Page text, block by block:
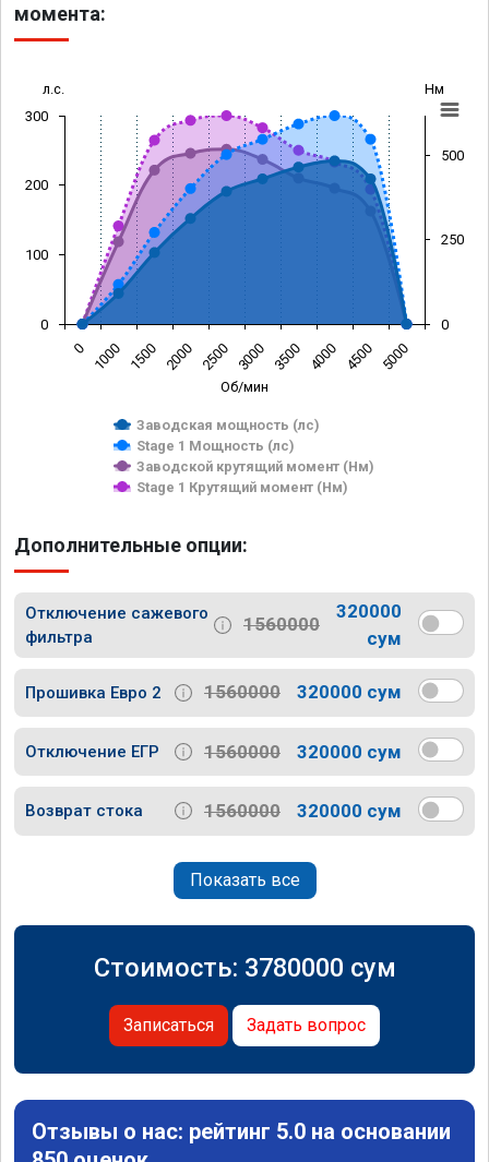
момента:
Об/мин
л.с. Нм
Заводская мощность (лс)
Stage 1 Мощность (лс)
Заводской крутящий момент (Нм)
Stage 1 Крутящий момент (Нм)
0 1000 1500 2000 2500 3000 3500 4000 4500 5000
0
100
200
300
0
250
500
Дополнительные опции:
Отключение сажевого
фильтра
1560000
320000
сум
Прошивка Евро 2 1560000 320000 сум
Отключение ЕГР 1560000 320000 сум
Возврат стока 1560000 320000 сум
Показать все
Стоимость: 3780000 сум
Записаться Задать вопрос
Отзывы о нас: рейтинг 5.0 на основании